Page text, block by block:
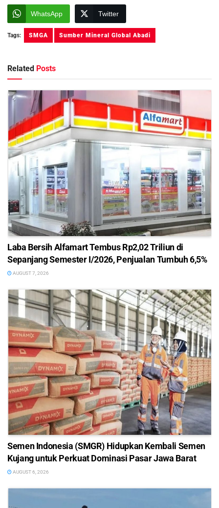
WhatsApp Twitter
Tags: SMGA Sumber Mineral Global Abadi
Related Posts
Laba Bersih Alfamart Tembus Rp2,02 Triliun di
Sepanjang Semester I/2026, Penjualan Tumbuh 6,5%
AUGUST 7, 2026
Semen Indonesia (SMGR) Hidupkan Kembali Semen
Kujang untuk Perkuat Dominasi Pasar Jawa Barat
AUGUST 6, 2026